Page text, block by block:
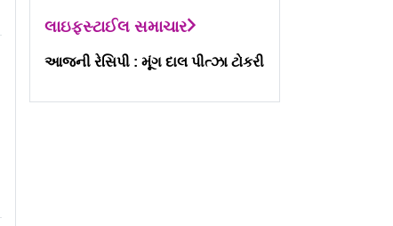
લાઇફસ્ટાઈલ સમાચાર
આજની રેસિપી : મૂંગ દાલ પીત્ઝા ટોકરી